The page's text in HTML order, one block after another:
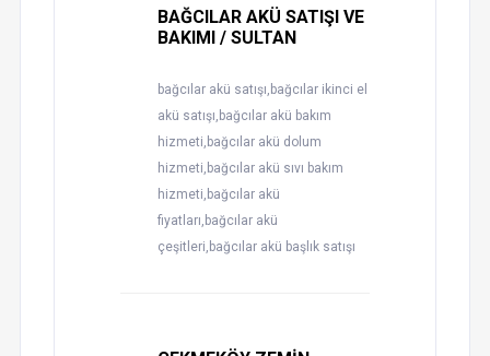
BAĞCILAR AKÜ SATIŞI VE
BAKIMI / SULTAN
bağcılar akü satışı,bağcılar ikinci el
akü satışı,bağcılar akü bakım
hizmeti,bağcılar akü dolum
hizmeti,bağcılar akü sıvı bakım
hizmeti,bağcılar akü
fiyatları,bağcılar akü
çeşitleri,bağcılar akü başlık satışı